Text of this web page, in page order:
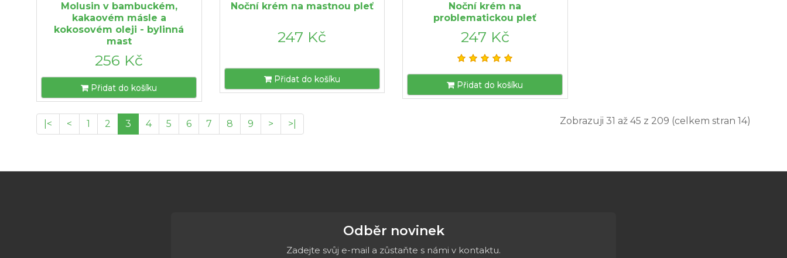
Molusin v bambuckém,
kakaovém másle a
kokosovém oleji - bylinná
mast
256 Kč
Přidat do košíku
Noční krém na mastnou pleť
247 Kč
Přidat do košíku
Noční krém na
problematickou pleť
247 Kč
Přidat do košíku
|< < 1 2 3 4 5 6 7 8 9 > >| Zobrazuji 31 až 45 z 209 (celkem stran 14)
Odběr novinek
Zadejte svůj e-mail a zůstaňte s námi v kontaktu.